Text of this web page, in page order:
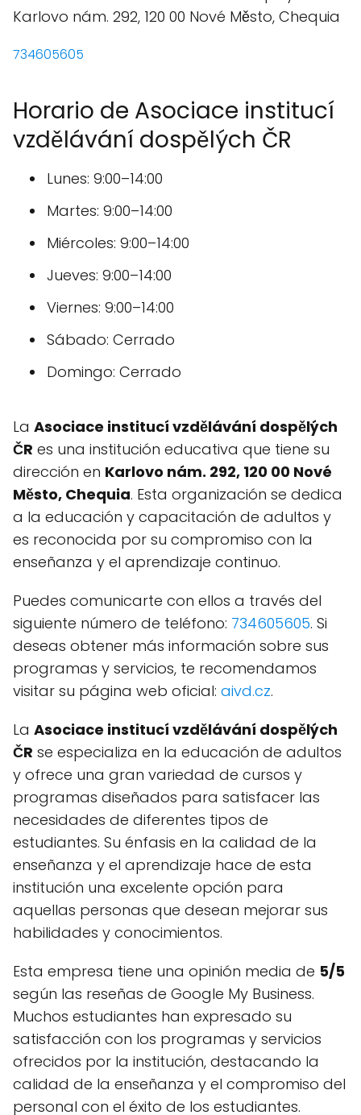
734605605
Horario de Asociace institucí
vzdělávání dospělých ČR
Lunes: 9:00–14:00
Martes: 9:00–14:00
Miércoles: 9:00–14:00
Jueves: 9:00–14:00
Viernes: 9:00–14:00
Sábado: Cerrado
Domingo: Cerrado
La Asociace institucí vzdělávání dospělých
ČR es una institución educativa que tiene su
dirección en Karlovo nám. 292, 120 00 Nové
Město, Chequia. Esta organización se dedica
a la educación y capacitación de adultos y
es reconocida por su compromiso con la
enseñanza y el aprendizaje continuo.
Puedes comunicarte con ellos a través del
siguiente número de teléfono: 734605605. Si
deseas obtener más información sobre sus
programas y servicios, te recomendamos
visitar su página web oficial: aivd.cz.
La Asociace institucí vzdělávání dospělých
ČR se especializa en la educación de adultos
y ofrece una gran variedad de cursos y
programas diseñados para satisfacer las
necesidades de diferentes tipos de
estudiantes. Su énfasis en la calidad de la
enseñanza y el aprendizaje hace de esta
institución una excelente opción para
aquellas personas que desean mejorar sus
habilidades y conocimientos.
Esta empresa tiene una opinión media de 5/5
según las reseñas de Google My Business.
Muchos estudiantes han expresado su
satisfacción con los programas y servicios
ofrecidos por la institución, destacando la
calidad de la enseñanza y el compromiso del
personal con el éxito de los estudiantes.